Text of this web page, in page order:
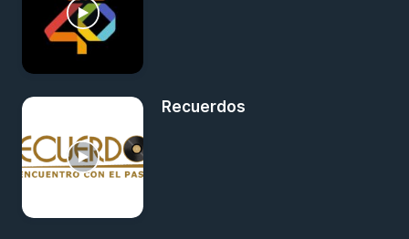
Recuerdos